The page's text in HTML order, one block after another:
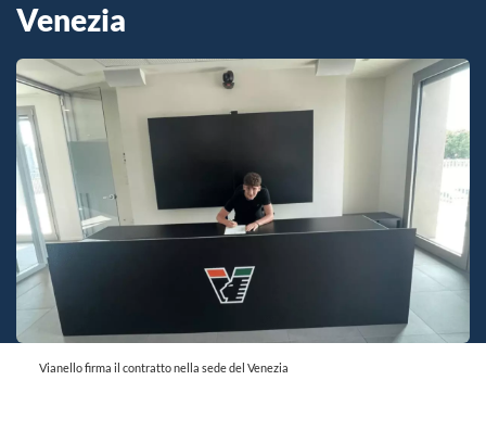
Venezia
Vianello firma il contratto nella sede del Venezia